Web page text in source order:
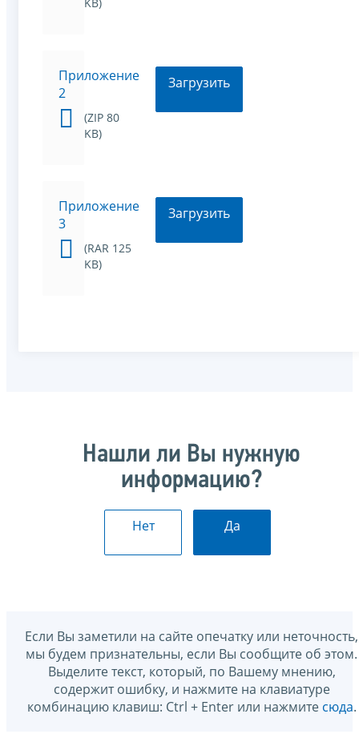
Приложение
2
(ZIP 80
KB)
Загрузить
Приложение
3
(RAR 125
KB)
Загрузить
Нашли ли Вы нужную
информацию?
Нет Да
Если Вы заметили на сайте опечатку или неточность,
мы будем признательны, если Вы сообщите об этом.
Выделите текст, который, по Вашему мнению,
содержит ошибку, и нажмите на клавиатуре
комбинацию клавиш: Ctrl + Enter или нажмите сюда.